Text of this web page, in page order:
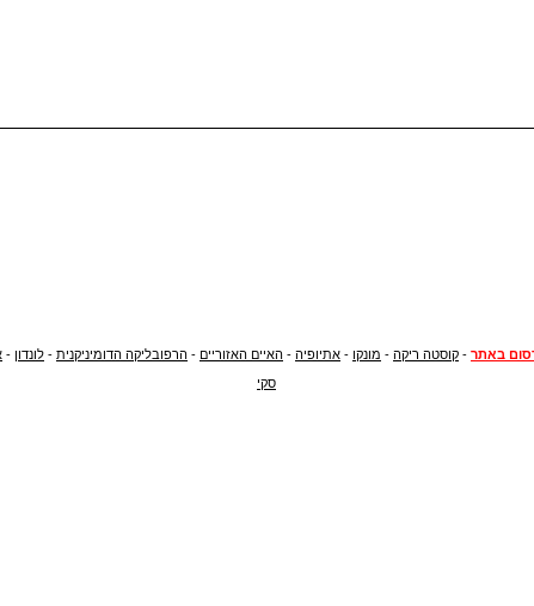
באתר - קוסטה ריקה - מונקו - אתיופיה - האיים האזוריים - הרפובליקה הדומיניקנית - לונדון -
סקי